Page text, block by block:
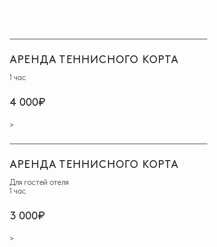
АРЕНДА ТЕННИСНОГО КОРТА
1 час
4 000₽
>
АРЕНДА ТЕННИСНОГО КОРТА
Для гостей отеля
1 час
3 000₽
>